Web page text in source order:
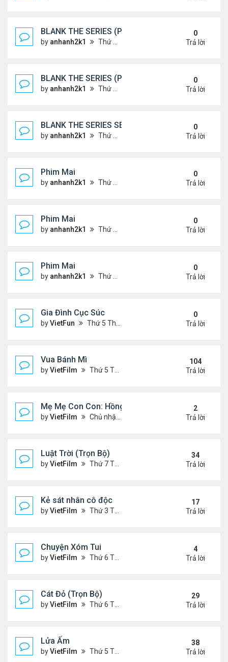
BLANK THE SERIES (PHẦN 2)
by anhanh2k1 Thứ 6 Tháng 5 24, 2024 1:54 am
0
Trả lời
BLANK THE SERIES (PHẦN 2)
by anhanh2k1 Thứ 6 Tháng 5 24, 2024 1:53 am
0
Trả lời
BLANK THE SERIES SEASON 2 (2024)
by anhanh2k1 Thứ 5 Tháng 5 23, 2024 1:03 am
0
Trả lời
Phim Mai
by anhanh2k1 Thứ 3 Tháng 5 21, 2024 1:06 am
0
Trả lời
Phim Mai
by anhanh2k1 Thứ 2 Tháng 5 20, 2024 2:03 am
0
Trả lời
Phim Mai
by anhanh2k1 Thứ 6 Tháng 5 17, 2024 9:42 pm
0
Trả lời
Gia Đình Cục Súc
byVietFun Thứ 5 Tháng 1 19, 2023 4:42 pm
0
Trả lời
Vua Bánh Mì
byVietFilm Thứ 5 Tháng 10 15, 2020 1:26 pm
104
Trả lời
Mẹ Mẹ Con Con: Hồng Vân, Đại Nghĩa
byVietFilm Chủ nhật Tháng 12 20, 2020 8:06 pm
2
Trả lời
Luật Trời (Trọn Bộ)
byVietFilm Thứ 7 Tháng 10 17, 2020 9:19 pm
34
Trả lời
Kẻ sát nhân cô độc
byVietFilm Thứ 3 Tháng 11 10, 2020 9:58 am
17
Trả lời
Chuyện Xóm Tui
byVietFilm Thứ 6 Tháng 11 06, 2020 4:47 pm
4
Trả lời
Cát Đỏ (Trọn Bộ)
byVietFilm Thứ 6 Tháng 11 06, 2020 2:02 pm
29
Trả lời
Lửa Ấm
byVietFilm Thứ 5 Tháng 11 05, 2020 11:33 pm
38
Trả lời